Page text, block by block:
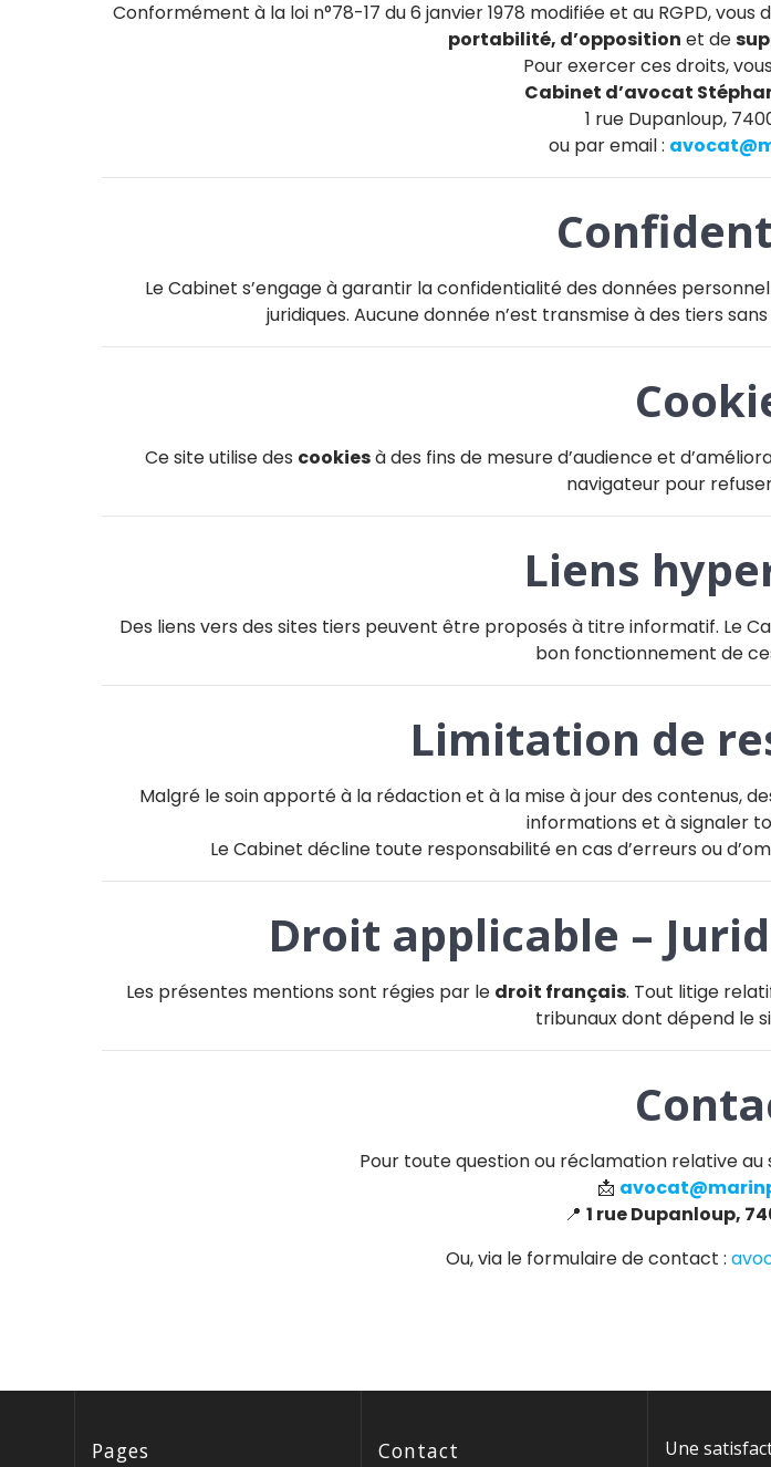
Conformément à la loi n°78-17 du 6 janvier 1978 modifiée et au RGPD, vous
portabilité, d’opposition et de
Pour exercer ces droits,
Cabinet d’avocat
1 rue Dupanloup,
ou par email :
Le Cabinet s’engage à garantir la confidentialité des données
juridiques. Aucune donnée n’est transmise à des tiers
Ce site utilise des cookiesà des fins de mesure d’audience et
navigateur pour
Liens
Des liens vers des sites tiers peuvent être proposés à titre informatif. Le
bon fonctionnement de
Limitation de
Malgré le soin apporté à la rédaction et à la mise à jour des contenus,
informations et à signaler
Le Cabinet décline toute responsabilité en cas d’erreurs ou
Droit applicable –
Les présentes mentions sont régies par le droit français. Tout litige
tribunaux dont dépend le
Pour toute question ou réclamation relative au
📩
📍1 rue Dupanloup,
Ou, via le formulaire de contact :
Pages Contact
Une